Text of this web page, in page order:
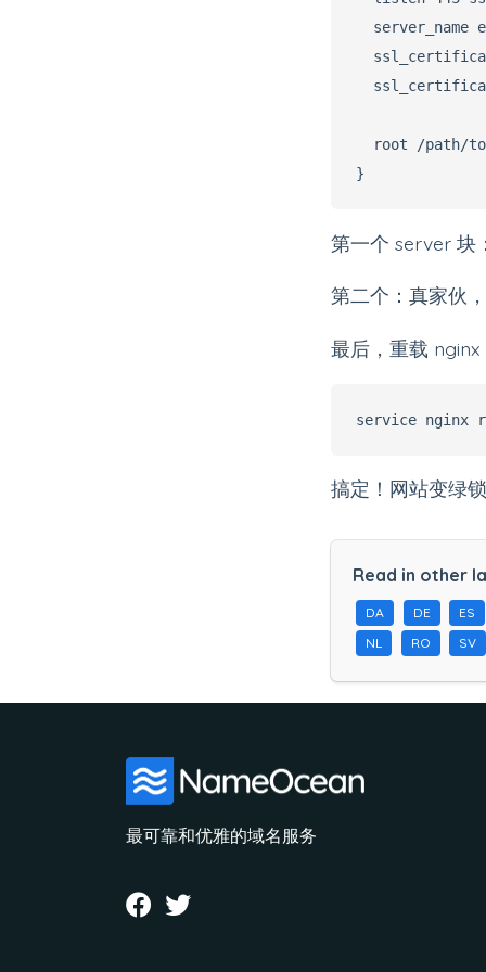
server_name
root /path/
第一个 server 块
第二个：真家伙
最后，重载 nginx
搞定！网站变绿
Read in other
DA DE
ES
NL
RO SV
最可靠和优雅的域名服务